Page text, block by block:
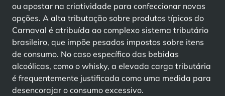
ou apostar na criatividade para confeccionar novas
opções. A alta tributação sobre produtos típicos do
Carnaval é atribuída ao complexo sistema tributário
brasileiro, que impõe pesados impostos sobre itens
de consumo. No caso específico das bebidas
alcoólicas, como o whisky, a elevada carga tributária
é frequentemente justificada como uma medida para
desencorajar o consumo excessivo.